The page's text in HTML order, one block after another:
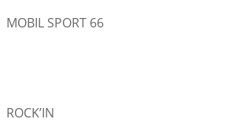
MOBIL SPORT 66
ROCK’IN